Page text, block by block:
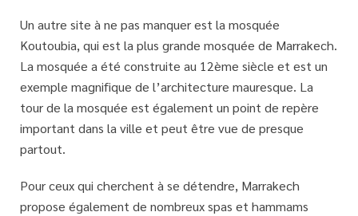
Un autre site à ne pas manquer est la mosquée
Koutoubia, qui est la plus grande mosquée de Marrakech.
La mosquée a été construite au 12ème siècle et est un
exemple magnifique de l’architecture mauresque. La
tour de la mosquée est également un point de repère
important dans la ville et peut être vue de presque
partout.
Pour ceux qui cherchent à se détendre, Marrakech
propose également de nombreux spas et hammams